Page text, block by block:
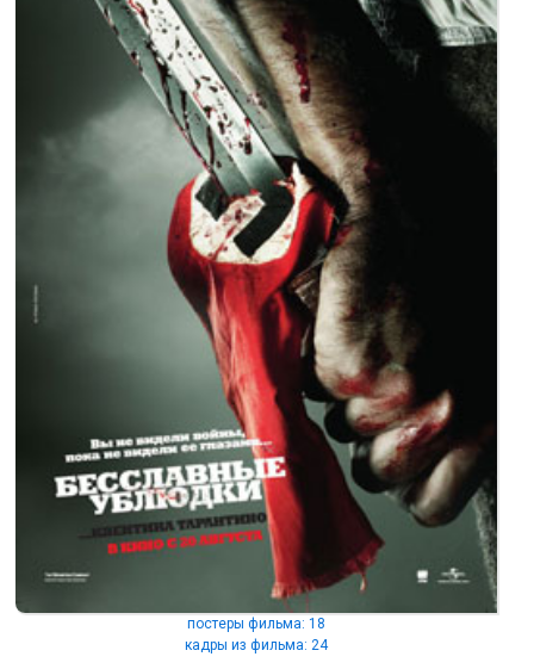
постеры фильма: 18
кадры из фильма: 24